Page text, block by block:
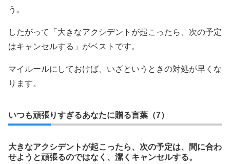
う。
したがって「大きなアクシデントが起こったら、次の予定
はキャンセルする」がベストです。
マイルールにしておけば、いざというときの対処が早くな
ります。
いつも頑張りすぎるあなたに贈る言葉（7）
大きなアクシデントが起こったら、次の予定は、間に合わ
せようと頑張るのではなく、潔くキャンセルする。